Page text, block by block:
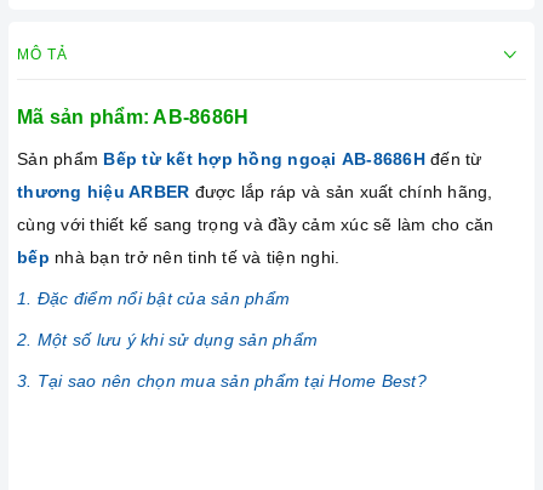
MÔ TẢ
Mã sản phẩm:AB-8686H
Sản phẩm Bếp từ kết hợp hồng ngoại AB-8686Hđến từ
thương hiệu ARBER được lắp ráp và sản xuất chính hãng,
cùng với thiết kế sang trọng và đầy cảm xúc sẽ làm cho căn
bếp nhà bạn trở nên tinh tế và tiện nghi.
1. Đặc điểm nổi bật của sản phẩm
2. Một số lưu ý khi sử dụng sản phẩm
3. Tại sao nên chọn mua sản phẩm tại Home Best?